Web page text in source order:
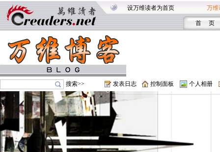
设万维读者为首页 万维
首 页
搜索>> 发表日志 控制面板 个人相册